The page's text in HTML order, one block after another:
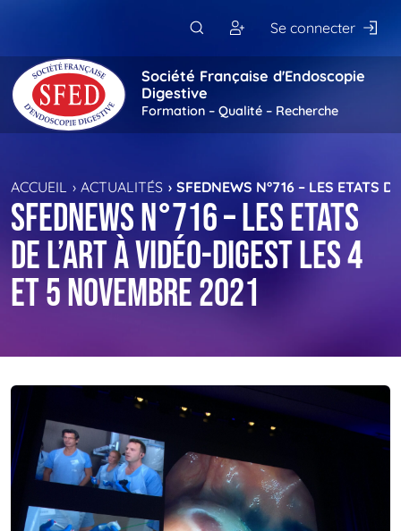
Se connecter
Société Française d'Endoscopie
Digestive
Formation – Qualité – Recherche
ACCUEIL ACTUALITÉS SFEDNEWS N°716 – LES ETATS
SFEDNews n°716 – Les Etats
de l’Art à Vidéo-Digest les 4
et 5 novembre 2021